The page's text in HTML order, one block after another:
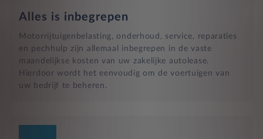
Alles is inbegrepen
Motorrijtuigenbelasting, onderhoud, service, reparaties
en pechhulp zijn allemaal inbegrepen in de vaste
maandelijkse kosten van uw zakelijke autolease.
Hierdoor wordt het eenvoudig om de voertuigen van
uw bedrijf te beheren.